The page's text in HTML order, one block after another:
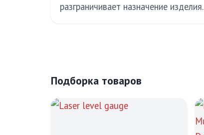
разграничивает назначение изделия.
Подборка товаров